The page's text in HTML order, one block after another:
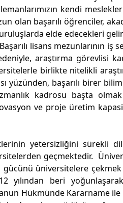
kendi
olan başarılı öğrenciler,
elde edecekleri
lisans mezunlarının iş
araştırma görevlisi
birlikte nitelikli
başarılı birer bilim
kadrosu başta
ve proje üretim
yetersizliğini sürekli
geçmektedir.
gücünü üniversitelere
yılından beri
Hükmünde Kararname